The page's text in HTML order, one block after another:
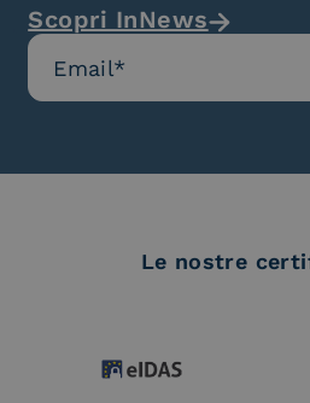
Scopri InNews
Le nostre